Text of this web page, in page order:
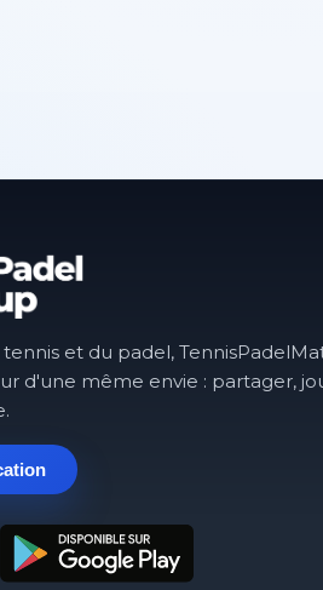
tennis et du padel,
d'une même envie : partager,